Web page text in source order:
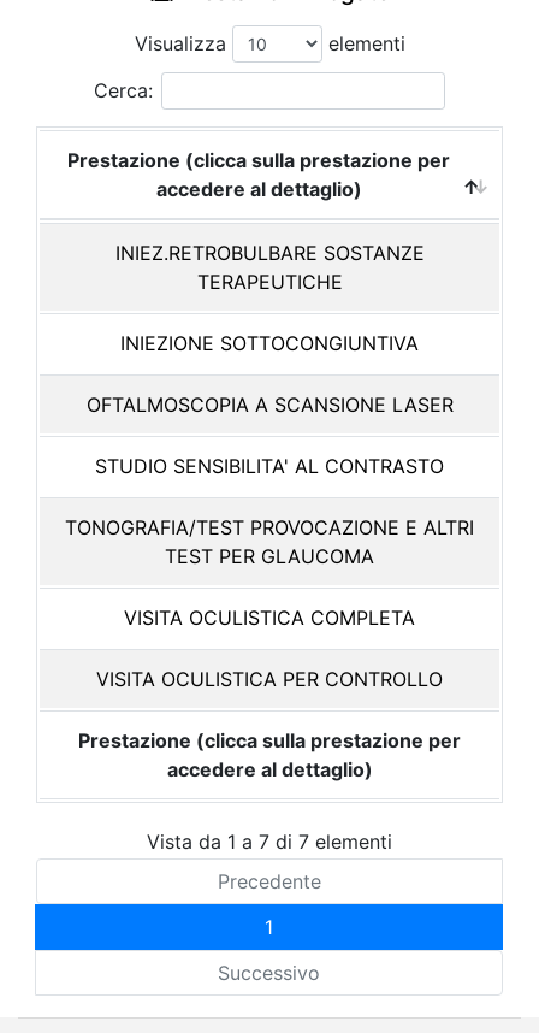
Visualizza
elementi
Cerca:
Prestazione (clicca sulla prestazione per
accedere al dettaglio)
INIEZ.RETROBULBARE SOSTANZE
TERAPEUTICHE
INIEZIONE SOTTOCONGIUNTIVA
OFTALMOSCOPIA A SCANSIONE LASER
STUDIO SENSIBILITA' AL CONTRASTO
TONOGRAFIA/TEST PROVOCAZIONE E ALTRI
TEST PER GLAUCOMA
VISITA OCULISTICA COMPLETA
VISITA OCULISTICA PER CONTROLLO
Prestazione (clicca sulla prestazione per
accedere al dettaglio)
Vista da 1 a 7 di 7 elementi
Precedente
1
Successivo